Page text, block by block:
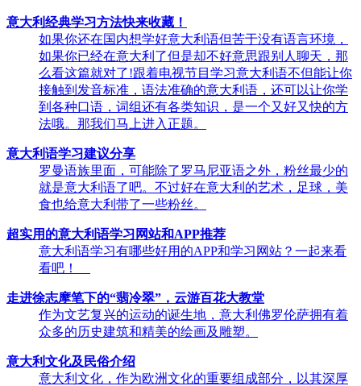
意大利经典学习方法快来收藏！
如果你还在国内想学好意大利语但苦于没有语言环境，
如果你已经在意大利了但是却不好意思跟别人聊天，那
么看这篇就对了!跟着电视节目学习意大利语不但能让你
接触到发音标准，语法准确的意大利语，还可以让你学
到各种口语，词组还有各类知识，是一个又好又快的方
法哦。那我们马上进入正题。
意大利语学习建议分享
罗曼语族里面，可能除了罗马尼亚语之外，粉丝最少的
就是意大利语了吧。不过好在意大利的艺术，足球，美
食也给意大利带了一些粉丝。
超实用的意大利语学习网站和APP推荐
意大利语学习有哪些好用的APP和学习网站？一起来看
看吧！
走进徐志摩笔下的“翡冷翠”，云游百花大教堂
作为文艺复兴的运动的诞生地，意大利佛罗伦萨拥有着
众多的历史建筑和精美的绘画及雕塑。
意大利文化及民俗介绍
意大利文化，作为欧洲文化的重要组成部分，以其深厚